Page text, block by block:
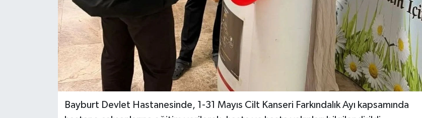
Bayburt Devlet Hastanesinde, 1-31 Mayıs Cilt Kanseri Farkındalık Ayı kapsamında
GÜNCEL